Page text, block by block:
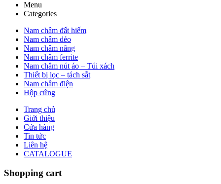
Menu
Categories
Nam châm đất hiếm
Nam châm dẻo
Nam châm nâng
Nam châm ferrite
Nam châm nút áo – Túi xách
Thiết bị lọc – tách sắt
Nam châm điện
Hộp cứng
Trang chủ
Giới thiệu
Cửa hàng
Tin tức
Liên hệ
CATALOGUE
Shopping cart